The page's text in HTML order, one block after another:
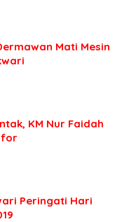
Mati Mesin
KM Nur Faidah
Peringati Hari